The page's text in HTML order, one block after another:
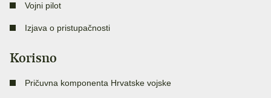
Vojni pilot
Izjava o pristupačnosti
Korisno
Pričuvna komponenta Hrvatske vojske